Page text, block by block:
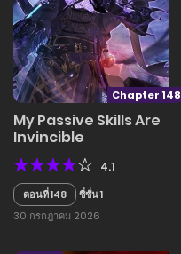
Chapter 148
My Passive Skills Are
Invincible
4.1
ตอนที่ 148
ซี่ซั่น 1
30 กรกฎาคม 2026